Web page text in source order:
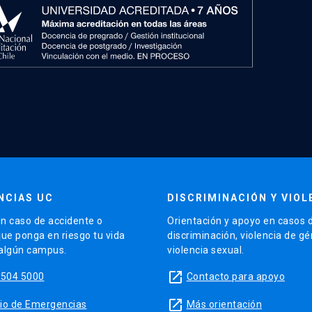
Primaria chilena: ¿privilegio o derecho humano?
Disponible en
download/813/305
de aprendizaje de habilidades de ayuda
la Fundación en Educación Médica 2020; 23 (2): 81-
para comunicar riesgos y beneficios de la
los expertos. Rev Med Chile 2021;149(2):196-202.
98872021000200196
UC
caso de accidente o
ponga en riesgo tu vida
campus.
5000
de Emergencias
DISCRIMINACIÓN Y
Orientación y apoyo en casos
discriminación, violencia de
violencia sexual.
launch Contacto para apoyo
launch Más orientación